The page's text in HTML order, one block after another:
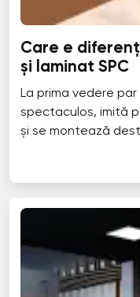
Care e
și laminat SPC
La prima vedere
spectaculos, imită
și se montează